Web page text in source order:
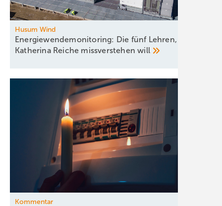
Husum Wind
Energiewendemonitoring: Die fünf Lehren, die
Katherina Reiche missverstehenwill
Kommentar